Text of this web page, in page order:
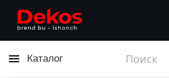
Каталог